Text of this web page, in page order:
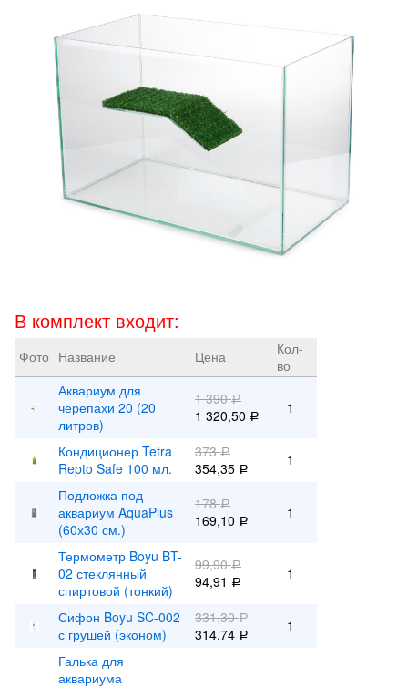
В комплект входит:
Фото Название Цена
Кол-
во
Аквариум для
черепахи 20 (20
литров)
1 390Р
1 320,50 Р 1
Кондиционер Tetra
Repto Safe 100 мл.
373Р
354,35 Р
1
Подложка под
аквариум AquaPlus
(60х30 см.)
178Р
169,10 Р 1
Термометр Boyu BT-
02 стеклянный
спиртовой (тонкий)
99,90Р
94,91 Р 1
Сифон Boyu SC-002
с грушей (эконом)
331,30Р
314,74 Р
1
Галька для
аквариума